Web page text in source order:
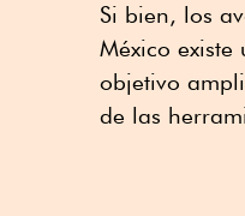
Si bien, los
México
objetivo
de las